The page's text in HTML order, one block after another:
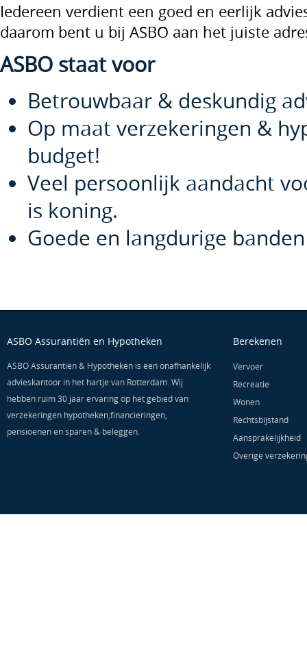
Iedereen verdient een goed en eerlijk
daarom bent u bij ASBO aan het juiste
ASBO staat voor
Betrouwbaar & deskundig
Op maat verzekeringen &
budget!
Veel persoonlijk aandacht
is koning.
Goede en langdurige
ASBO Assurantiën en Hypotheken
ASBO Assurantiën & Hypotheken is een onafhankelijk
advieskantoor in het hartje van Rotterdam. Wij
hebben ruim 30 jaar ervaring op het gebied van
verzekeringen hypotheken,financieringen,
pensioenen en sparen & beleggen.
Berekenen
Vervoer
Recreatie
Wonen
Rechtsbijstand
Aansprakelijkheid
Overige